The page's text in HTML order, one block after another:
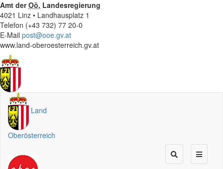
Amt derOö. Landesregierung
4021 Linz • Landhausplatz 1
Telefon (+43 732) 77 20-0
E-Mail post@ooe.gv.at
www.land-oberoesterreich.gv.at
Land
Oberösterreich